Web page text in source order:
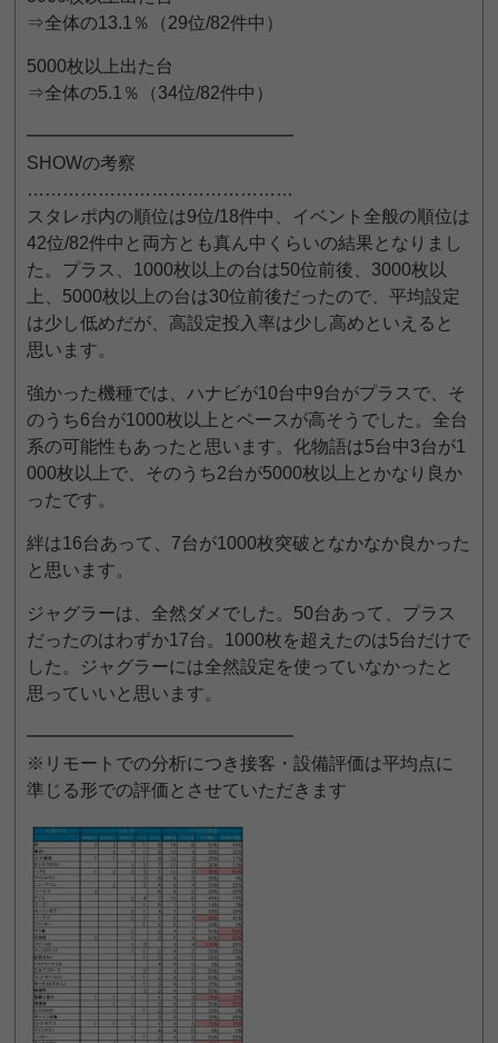
⇒全体の13.1％（29位/82件中）
5000枚以上出た台
⇒全体の5.1％（34位/82件中）
━━━━━━━━━━━━━━━
SHOWの考察
………………………………………
スタレポ内の順位は9位/18件中、イベント全般の順位は
42位/82件中と両方とも真ん中くらいの結果となりまし
た。プラス、1000枚以上の台は50位前後、3000枚以
上、5000枚以上の台は30位前後だったので、平均設定
は少し低めだが、高設定投入率は少し高めといえると
思います。
強かった機種では、ハナビが10台中9台がプラスで、そ
のうち6台が1000枚以上とベースが高そうでした。全台
系の可能性もあったと思います。化物語は5台中3台が1
000枚以上で、そのうち2台が5000枚以上とかなり良か
ったです。
絆は16台あって、7台が1000枚突破となかなか良かった
と思います。
ジャグラーは、全然ダメでした。50台あって、プラス
だったのはわずか17台。1000枚を超えたのは5台だけで
した。ジャグラーには全然設定を使っていなかったと
思っていいと思います。
━━━━━━━━━━━━━━━
※リモートでの分析につき接客・設備評価は平均点に
準じる形での評価とさせていただきます